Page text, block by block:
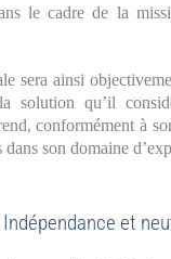
le cadre de la
sera ainsi
solution qu’il
conformément à
son domaine
Indépendance et